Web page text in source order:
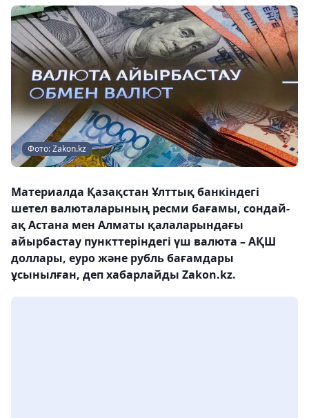
Фото: Zakon.kz
Материалда Қазақстан Ұлттық банкіндегі
шетел валюталарының ресми бағамы, сондай-
ақ Астана мен Алматы қалаларындағы
айырбастау пункттеріндегі үш валюта – АҚШ
доллары, еуро және рубль бағамдары
ұсынылған, деп хабарлайды Zakon.kz.